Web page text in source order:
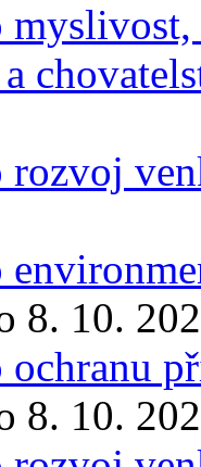
rozvoj
8. 10.
8. 10.